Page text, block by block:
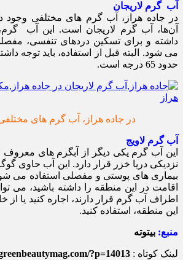
آب گرم لاریجان
در جاده هراز، آب گرم های مختلفی وجود
آن‌ها، آب گرم لاریجان است. این آب
داشته و برای تسکین دردهای تنفسی،
می شود. البته قبل از استفاده، باید توجه
حدود 65 درجه است.
در جاده هراز، آب گرم های
آب گرم لاویج
این آب گرم یکی دیگر از آبگرم های معروف
نزدیکی دریا خزر قرار دارد. این آب حاوی
بیماری های پوستی و مفصلی استفاده می
اقامت در این منطقه را داشته باشید، می
اطراف آب گرم قرار دارند، اجاره کنید یا از
این منطقه، استفاده کنید.
منبع: بیتوته
لینک کوتاه : ?p=14013